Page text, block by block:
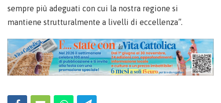
sempre più adeguati con cui la nostra regione si
mantiene strutturalmente a livelli di eccellenza”.